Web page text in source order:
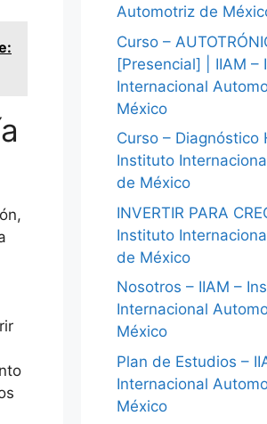
Automotriz de
Curso –
[Presencial] | IIAM –
Internacional
México
Curso – Diagnóstico
Instituto
de México
INVERTIR PARA
Instituto
de México
Nosotros – IIAM –
Internacional
México
Plan de Estudios –
Internacional
México